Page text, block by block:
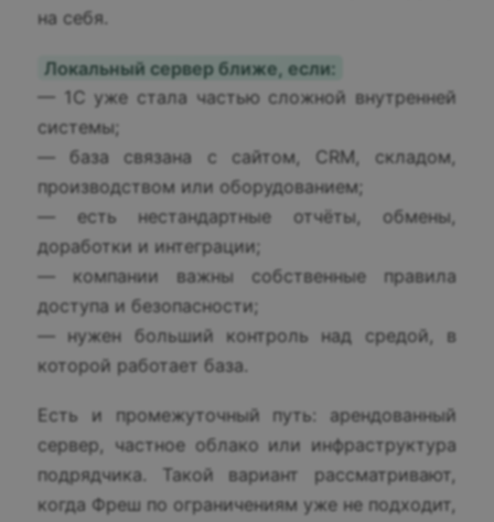
на себя.
Локальный сервер ближе, если:
— 1С уже стала частью сложной внутренней
системы;
— база связана с сайтом, CRM, складом,
производством или оборудованием;
— есть нестандартные отчёты, обмены,
доработки и интеграции;
— компании важны собственные правила
доступа и безопасности;
— нужен больший контроль над средой, в
которой работает база.
Есть и промежуточный путь: арендованный
сервер, частное облако или инфраструктура
подрядчика. Такой вариант рассматривают,
когда Фреш по ограничениям уже не подходит,